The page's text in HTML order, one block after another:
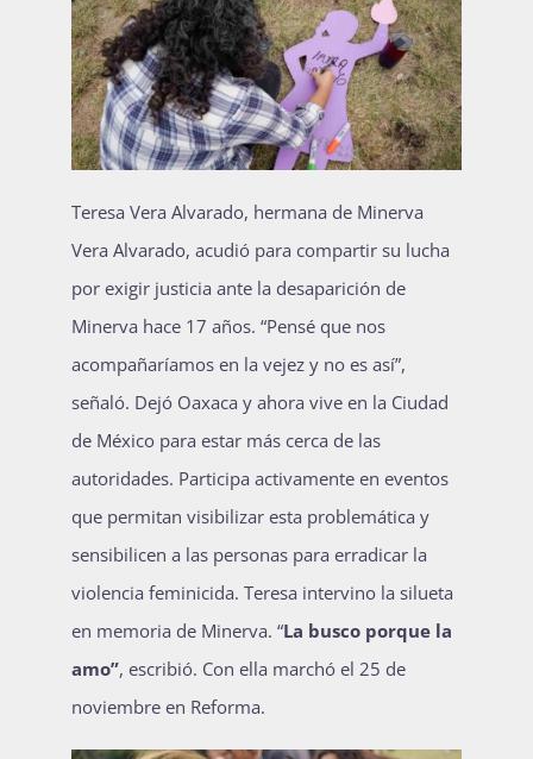
Teresa Vera Alvarado, hermana de Minerva
Vera Alvarado, acudió para compartir su lucha
por exigir justicia ante la desaparición de
Minerva hace 17 años. “Pensé que nos
acompañaríamos en la vejez y no es así”,
señaló. Dejó Oaxaca y ahora vive en la Ciudad
de México para estar más cerca de las
autoridades. Participa activamente en eventos
que permitan visibilizar esta problemática y
sensibilicen a las personas para erradicar la
violencia feminicida. Teresa intervino la silueta
en memoria de Minerva. “La busco porque la
amo”, escribió. Con ella marchó el 25 de
noviembre en Reforma.